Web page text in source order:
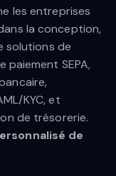
les entreprises
la conception,
solutions de
paiement SEPA,
KYC, et
de trésorerie.
de